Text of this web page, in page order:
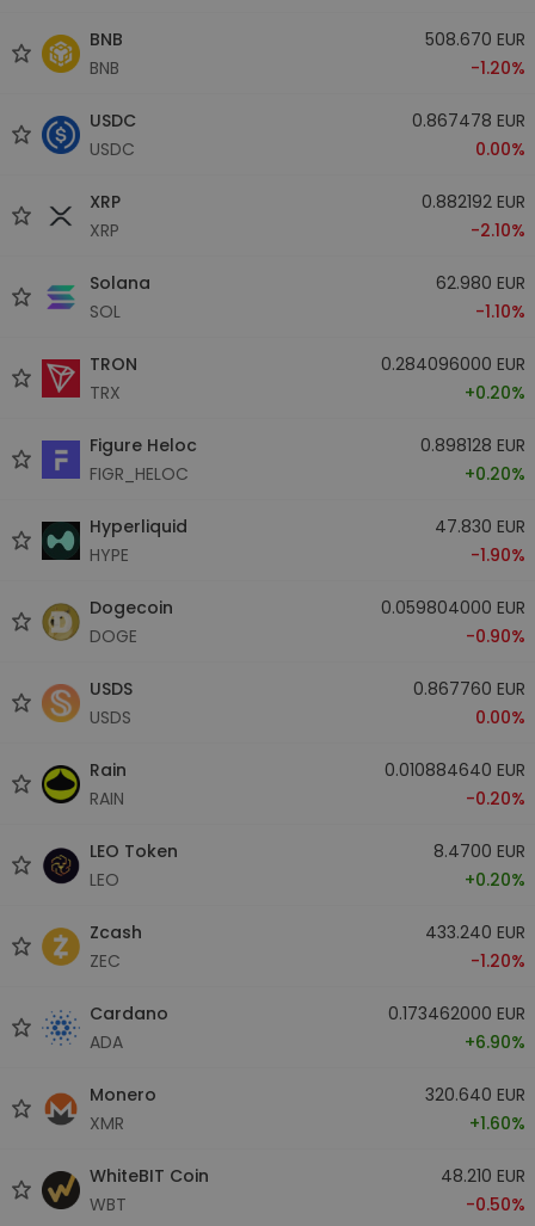
BNB
BNB
508.670 EUR
-1.20%
USDC
USDC
0.867478 EUR
0.00%
XRP
XRP
0.882192 EUR
-2.10%
Solana
SOL
62.980 EUR
-1.10%
TRON
TRX
0.284096000 EUR
+0.20%
Figure Heloc
FIGR_HELOC
0.898128 EUR
+0.20%
Hyperliquid
HYPE
47.830 EUR
-1.90%
Dogecoin
DOGE
0.059804000 EUR
-0.90%
USDS
USDS
0.867760 EUR
0.00%
Rain
RAIN
0.010884640 EUR
-0.20%
LEO Token
LEO
8.4700 EUR
+0.20%
Zcash
ZEC
433.240 EUR
-1.20%
Cardano
ADA
0.173462000 EUR
+6.90%
Monero
XMR
320.640 EUR
+1.60%
WhiteBIT Coin
WBT
48.210 EUR
-0.50%